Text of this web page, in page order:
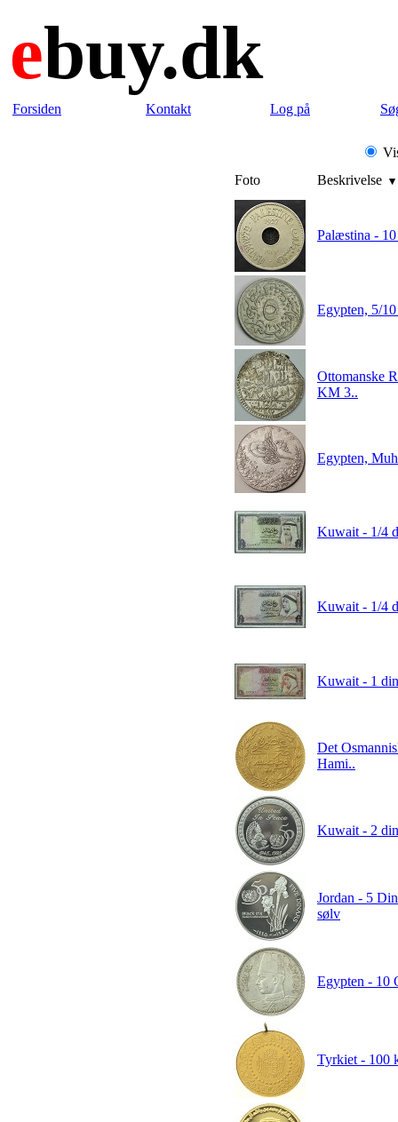
ebuy.dk
Forsiden Kontakt Log på
Foto
Beskrivelse
Palæstina -
Egypten, 5/
Ottomanske
KM 3..
Egypten,
Kuwait - 1/4
Kuwait - 1/4
Kuwait - 1
Det
Hami..
Kuwait - 2
Jordan - 5
sølv
Egypten - 10
Tyrkiet - 100